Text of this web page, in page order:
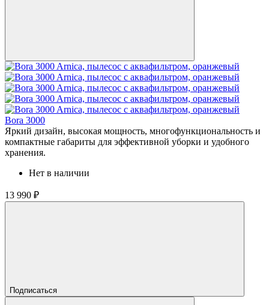
Bora 3000
Яркий дизайн, высокая мощность, многофункциональность и
компактные габариты для эффективной уборки и удобного
хранения.
Нет в наличии
13 990 ₽
Подписаться